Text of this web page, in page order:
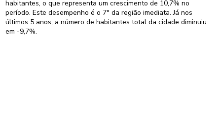
habitantes, o que representa um crescimento de 10,7% no
período. Este desempenho é o 7° da região imediata. Já nos
últimos 5 anos, a número de habitantes total da cidade diminuiu
em -9,7%.